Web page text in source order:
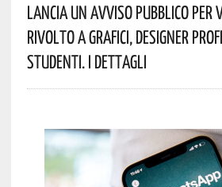
Lancia Un Avviso Pubblico
Rivolto A Grafici, Designer
Studenti. I Dettagli